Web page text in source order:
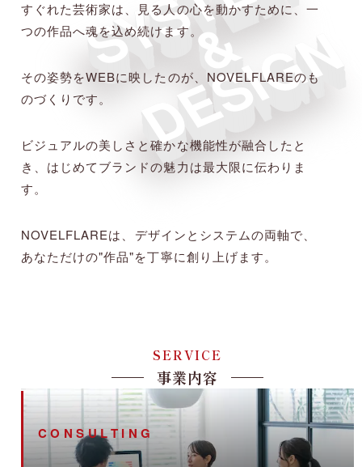
すぐれた芸術家は、見る人の心を動かすために、一
つの作品へ魂を込め続けます。
その姿勢をWEBに映したのが、NOVELFLAREのも
のづくりです。
ビジュアルの美しさと確かな機能性が融合したと
き、はじめてブランドの魅力は最大限に伝わりま
す。
NOVELFLAREは、デザインとシステムの両軸で、
あなただけの"作品"を丁寧に創り上げます。
&
DESIGN
SERVICE
事業内容
CONSULTING